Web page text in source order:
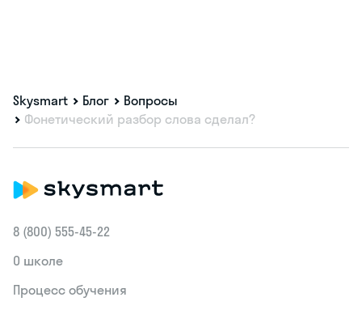
Skysmart Блог
Вопросы
Фонетический разбор слова сделал?
8 (800) 555‑45-22
О школе
Процесс обучения